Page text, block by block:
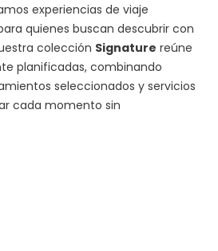
experiencias de viaje
quienes buscan descubrir con
colección Signature reúne
planificadas, combinando
seleccionados y servicios
cada momento sin